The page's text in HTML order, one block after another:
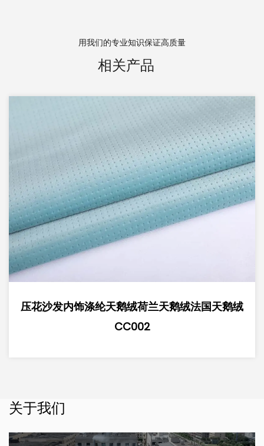
用我们的专业知识保证高质量
相关产品
天鹅绒法国天鹅绒
超柔软压胶沙发内饰涤纶天
关于我们